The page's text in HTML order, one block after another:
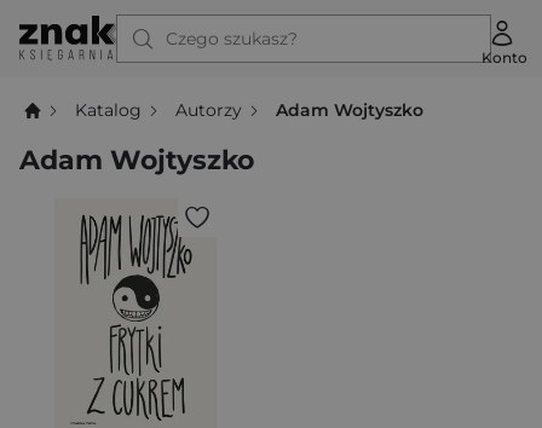
Czego szukasz?
Konto
Katalog Autorzy Adam Wojtyszko
Adam Wojtyszko